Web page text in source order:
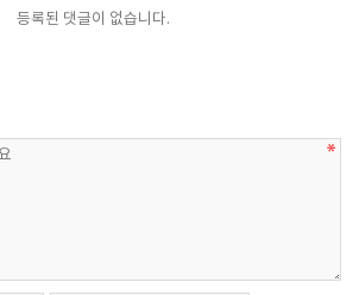
등록된 댓글이 없습니다.